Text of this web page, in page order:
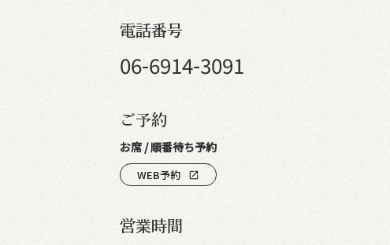
電話番号
06-6914-3091
ご予約
お席 / 順番待ち予約
WEB予約 open_in_new
営業時間